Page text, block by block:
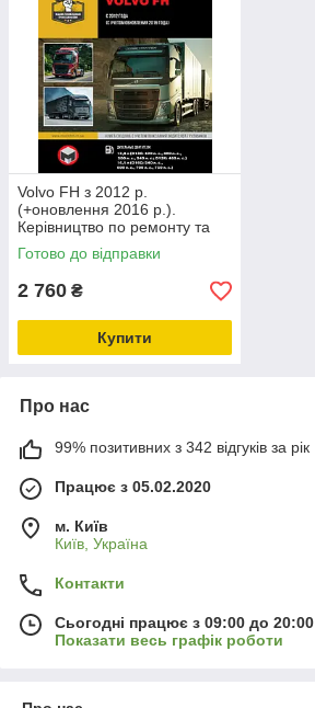
Volvo FH з 2012 р.
(+оновлення 2016 р.).
Керівництво по ремонту та
експлуатації у 2 томах.
Готово до відправки
2 760 ₴
Купити
Про нас
99% позитивних з 342 відгуків за рік
Працює з 05.02.2020
м. Київ
Київ, Україна
Контакти
Сьогодні працює з 09:00 до 20:00
Показати весь графік роботи